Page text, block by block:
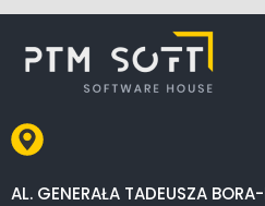
AL. GENERAŁA TADEUSZA